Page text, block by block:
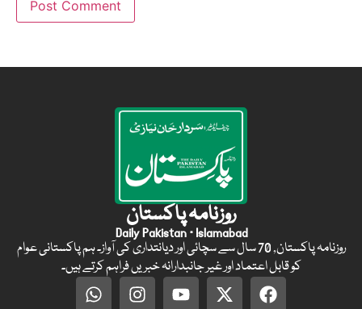
روزنامہ پاکستان
Daily Pakistan · Islamabad
روزنامہ پاکستان, 70 سال سے سچائی اور دیانتداری کی آواز۔ ہم پاکستانی عوام
کو قابل اعتماد اور غیر جانبدارانہ خبریں فراہم کرتے ہیں۔